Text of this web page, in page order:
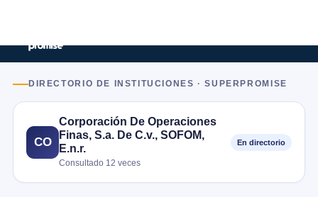
DIRECTORIO DE INSTITUCIONES · SUPERPROMISE
CO
Corporación De Operaciones
Finas, S.a. De C.v., SOFOM,
E.n.r.
Consultado 12 veces
En directorio